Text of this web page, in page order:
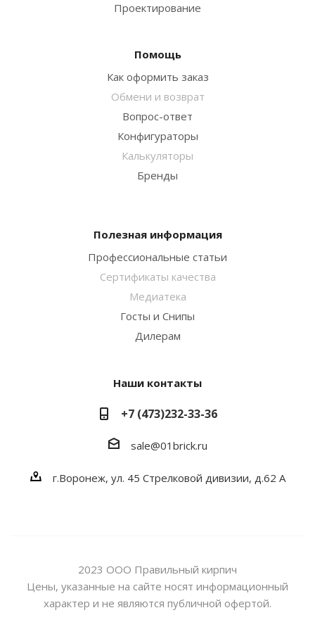
Проектирование
Помощь
Как оформить заказ
Обмени и возврат
Вопрос-ответ
Конфигураторы
Калькуляторы
Бренды
Полезная информация
Профессиональные статьи
Сертификаты качества
Медиатека
Госты и Снипы
Дилерам
Наши контакты
+7 (473)232-33-36
sale@01brick.ru
г.Воронеж, ул. 45 Стрелковой дивизии, д.62 А
2023 ООО Правильный кирпич
Цены, указанные на сайте носят информационный
характер и не являются публичной офертой.